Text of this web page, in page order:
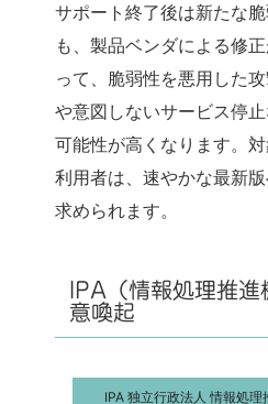
サポート終了後は新たな
も、製品ベンダによる修
って、脆弱性を悪用した
や意図しないサービス停
可能性が高くなります。
利用者は、速やかな最新
求められます。
IPA（情報処理推
意喚起
IPA 独立行政法人 情報処理